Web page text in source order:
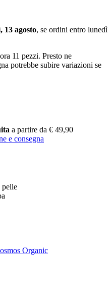
13 agosto, se ordini entro lunedì
11 pezzi. Presto ne
potrebbe subire variazioni se
a partire da € 49,90
e consegna
pelle
Organic